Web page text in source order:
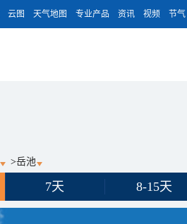
云图 天气地图 专业产品 资讯 视频 节气
>岳池
7天 8-15天